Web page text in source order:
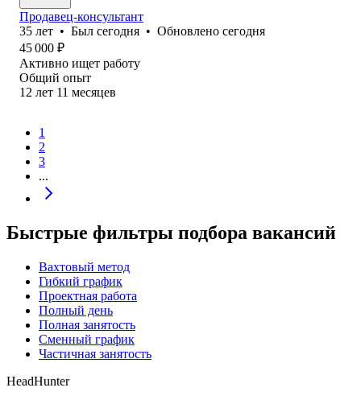
Продавец-консультант
35 лет • Был сегодня • Обновлено сегодня
45 000 ₽
Активно ищет работу
Общий опыт
12 лет 11 месяцев
1
2
3
...
Быстрые фильтры подбора вакансий
Вахтовый метод
Гибкий график
Проектная работа
Полный день
Полная занятость
Сменный график
Частичная занятость
HeadHunter